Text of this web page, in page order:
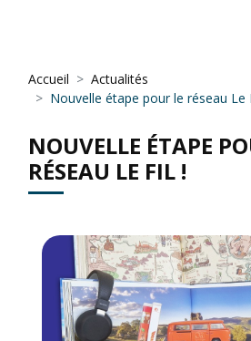
Accueil
Actualités
Nouvelle étape pour le réseau Le
NOUVELLE ÉTAPE
RÉSEAU LE FIL !